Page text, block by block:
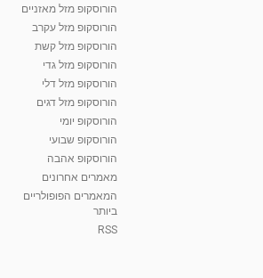
יוסי שר - מתמחה בשיטת אלכסנדר וטאי צ'י
2,738 צפיות
רנה רז-גילו -טיפול אנרגטי ויעוץ רוחני - נומרולוגית
2,314 צפיות
סודות בתאריך הלידה, משמעות חודש הלידה -
ינואר זינה ליבשיץ נומרולוגית
ליסה גרוסמן - המרכז לאימון התנהגותי - קשב
הורוסקופ מזל מאזניים
הורוסקופ מזל עקרב
הורוסקופ מזל קשת
הורוסקופ מזל גדי
הורוסקופ מזל דלי
הורוסקופ מזל דגים
הורוסקופ יומי
הורוסקופ שבועי
הורוסקופ אהבה
מאמרים אחרונים
המאמרים הפופולריים
ביותר
RSS